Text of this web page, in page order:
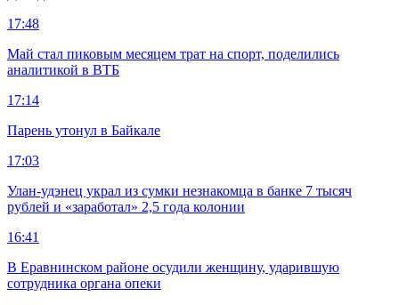
17:48
Май стал пиковым месяцем трат на спорт, поделились
аналитикой в ВТБ
17:14
Парень утонул в Байкале
17:03
Улан-удэнец украл из сумки незнакомца в банке 7 тысяч
рублей и «заработал» 2,5 года колонии
16:41
В Еравнинском районе осудили женщину, ударившую
сотрудника органа опеки